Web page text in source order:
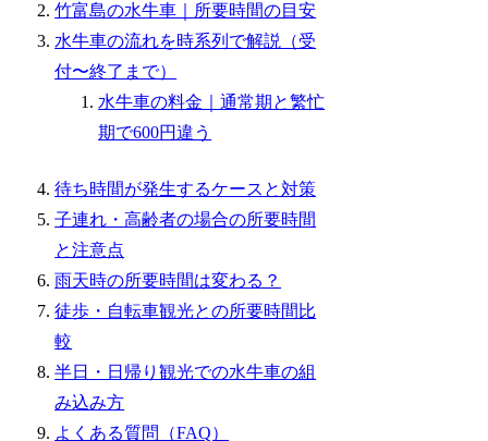
竹富島の水牛車｜所要時間の目安
水牛車の流れを時系列で解説（受
付〜終了まで）
水牛車の料金｜通常期と繁忙
期で600円違う
待ち時間が発生するケースと対策
子連れ・高齢者の場合の所要時間
と注意点
雨天時の所要時間は変わる？
徒歩・自転車観光との所要時間比
較
半日・日帰り観光での水牛車の組
み込み方
よくある質問（FAQ）